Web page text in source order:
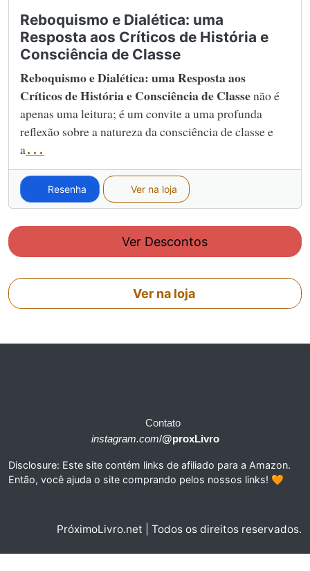
Reboquismo e Dialética: uma
Resposta aos Críticos de História e
Consciência de Classe
Reboquismo e Dialética: uma Resposta aos
Críticos de História e Consciência de Classenão é
apenas uma leitura; é um convite a uma profunda
reflexão sobre a natureza da consciência de classe e
a...
Resenha Ver na loja
Ver Descontos
Ver na loja
Contato
instagram.com/@proxLivro
Disclosure: Este site contém links de afiliado para a Amazon.
Então, você ajuda o site comprando pelos nossos links! 🧡
PróximoLivro.net | Todos os direitos reservados.